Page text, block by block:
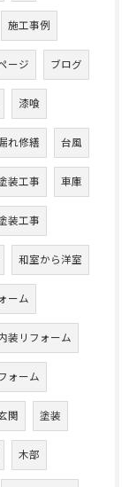
施工事例
ージ ブログ
漆喰
れ修繕 台風
装工事 車庫
装工事
和室から洋室
ーム
装リフォーム
ォーム
関 塗装
木部